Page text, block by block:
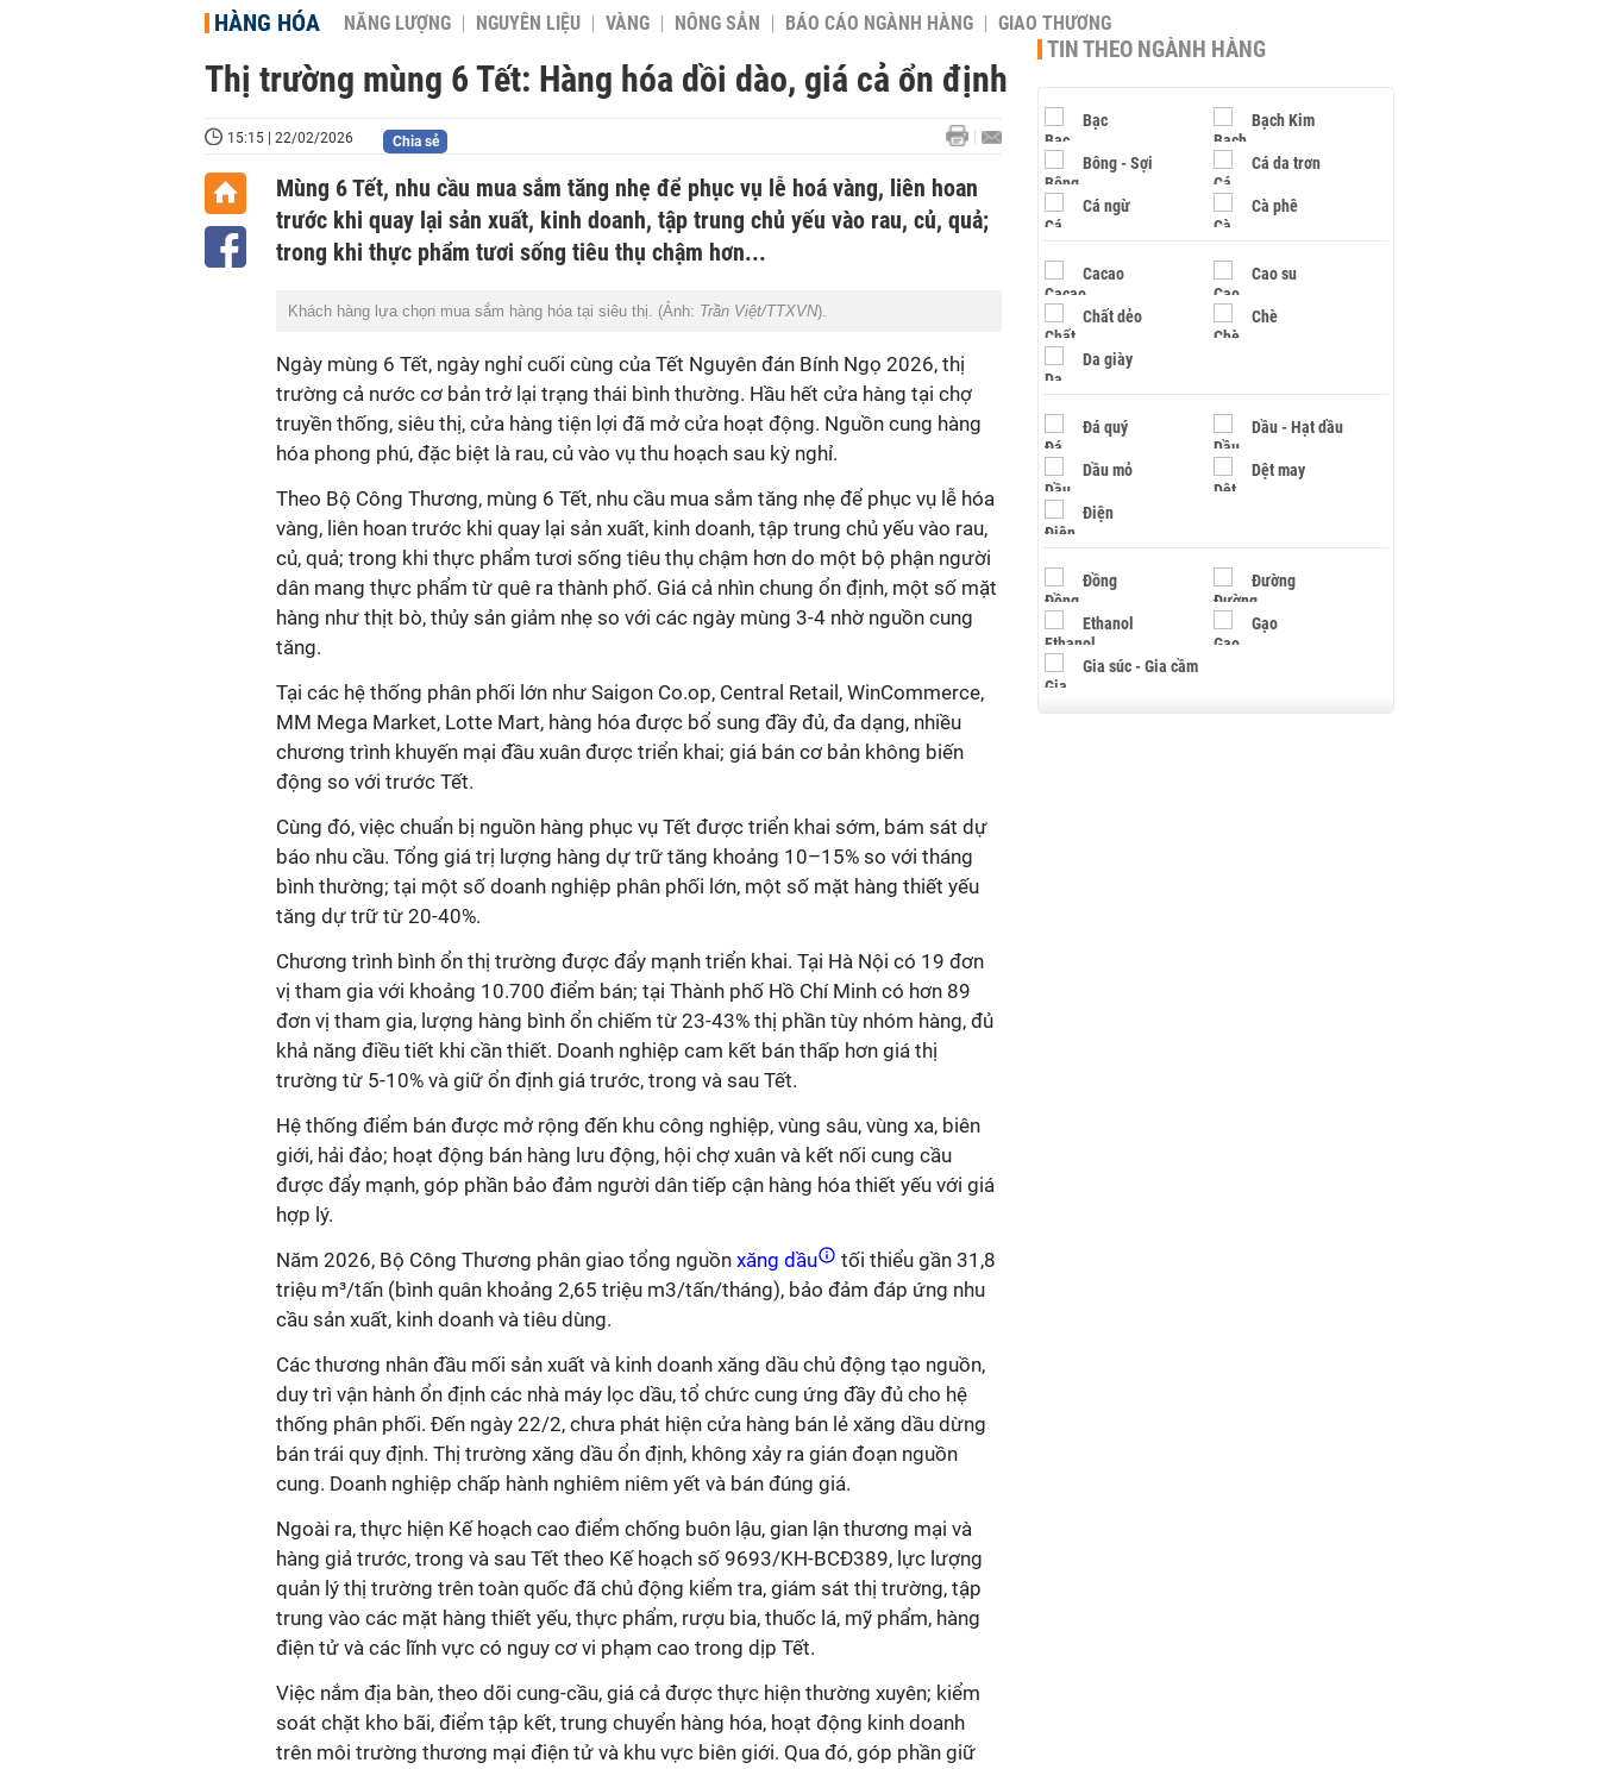
HÀNG HÓA NĂNG LƯỢNG NGUYÊN LIỆU VÀNG NÔNG SẢN BÁO CÁO NGÀNH HÀNG GIAO THƯƠNG
Thị trường mùng 6 Tết: Hàng hóa dồi dào, giá cả ổn định
15:15 | 22/02/2026 Chia sẻ
Mùng 6 Tết, nhu cầu mua sắm tăng nhẹ để phục vụ lễ hoá vàng, liên hoan
trước khi quay lại sản xuất, kinh doanh, tập trung chủ yếu vào rau, củ, quả;
trong khi thực phẩm tươi sống tiêu thụ chậm hơn...
Khách hàng lựa chọn mua sắm hàng hóa tại siêu thị. (Ảnh: Trần Việt/TTXVN).
Ngày mùng 6 Tết, ngày nghỉ cuối cùng của Tết Nguyên đán Bính Ngọ 2026, thị
trường cả nước cơ bản trở lại trạng thái bình thường. Hầu hết cửa hàng tại chợ
truyền thống, siêu thị, cửa hàng tiện lợi đã mở cửa hoạt động. Nguồn cung hàng
hóa phong phú, đặc biệt là rau, củ vào vụ thu hoạch sau kỳ nghỉ.
Theo Bộ Công Thương, mùng 6 Tết, nhu cầu mua sắm tăng nhẹ để phục vụ lễ hóa
vàng, liên hoan trước khi quay lại sản xuất, kinh doanh, tập trung chủ yếu vào rau,
củ, quả; trong khi thực phẩm tươi sống tiêu thụ chậm hơn do một bộ phận người
dân mang thực phẩm từ quê ra thành phố. Giá cả nhìn chung ổn định, một số mặt
hàng như thịt bò, thủy sản giảm nhẹ so với các ngày mùng 3-4 nhờ nguồn cung
tăng.
Tại các hệ thống phân phối lớn như Saigon Co.op, Central Retail, WinCommerce,
MM Mega Market, Lotte Mart, hàng hóa được bổ sung đầy đủ, đa dạng, nhiều
chương trình khuyến mại đầu xuân được triển khai; giá bán cơ bản không biến
động so với trước Tết.
Cùng đó, việc chuẩn bị nguồn hàng phục vụ Tết được triển khai sớm, bám sát dự
báo nhu cầu. Tổng giá trị lượng hàng dự trữ tăng khoảng 10–15% so với tháng
bình thường; tại một số doanh nghiệp phân phối lớn, một số mặt hàng thiết yếu
tăng dự trữ từ 20-40%.
Chương trình bình ổn thị trường được đẩy mạnh triển khai. Tại Hà Nội có 19 đơn
vị tham gia với khoảng 10.700 điểm bán; tại Thành phố Hồ Chí Minh có hơn 89
đơn vị tham gia, lượng hàng bình ổn chiếm từ 23-43% thị phần tùy nhóm hàng, đủ
khả năng điều tiết khi cần thiết. Doanh nghiệp cam kết bán thấp hơn giá thị
trường từ 5-10% và giữ ổn định giá trước, trong và sau Tết.
Hệ thống điểm bán được mở rộng đến khu công nghiệp, vùng sâu, vùng xa, biên
giới, hải đảo; hoạt động bán hàng lưu động, hội chợ xuân và kết nối cung cầu
được đẩy mạnh, góp phần bảo đảm người dân tiếp cận hàng hóa thiết yếu với giá
hợp lý.
Năm 2026, Bộ Công Thương phân giao tổng nguồn xăng dầu
tối thiểu gần 31,8
triệu m³/tấn (bình quân khoảng 2,65 triệu m3/tấn/tháng), bảo đảm đáp ứng nhu
cầu sản xuất, kinh doanh và tiêu dùng.
Các thương nhân đầu mối sản xuất và kinh doanh xăng dầu chủ động tạo nguồn,
duy trì vận hành ổn định các nhà máy lọc dầu, tổ chức cung ứng đầy đủ cho hệ
thống phân phối. Đến ngày 22/2, chưa phát hiện cửa hàng bán lẻ xăng dầu dừng
bán trái quy định. Thị trường xăng dầu ổn định, không xảy ra gián đoạn nguồn
cung. Doanh nghiệp chấp hành nghiêm niêm yết và bán đúng giá.
Ngoài ra, thực hiện Kế hoạch cao điểm chống buôn lậu, gian lận thương mại và
hàng giả trước, trong và sau Tết theo Kế hoạch số 9693/KH-BCĐ389, lực lượng
quản lý thị trường trên toàn quốc đã chủ động kiểm tra, giám sát thị trường, tập
trung vào các mặt hàng thiết yếu, thực phẩm, rượu bia, thuốc lá, mỹ phẩm, hàng
điện tử và các lĩnh vực có nguy cơ vi phạm cao trong dịp Tết.
Việc nắm địa bàn, theo dõi cung-cầu, giá cả được thực hiện thường xuyên; kiểm
soát chặt kho bãi, điểm tập kết, trung chuyển hàng hóa, hoạt động kinh doanh
trên môi trường thương mại điện tử và khu vực biên giới. Qua đó, góp phần giữ
TIN THEO NGÀNH HÀNG
Bạc Bạch Kim
Bông - Sợi Cá da trơn
Cá ngừ Cà phê
Cacao Cao su
Chất dẻo Chè
Da giày
Đá quý Dầu - Hạt dầu
Dầu mỏ Dệt may
Điện
Đồng Đường
Ethanol Gạo
Gia súc - Gia cầm